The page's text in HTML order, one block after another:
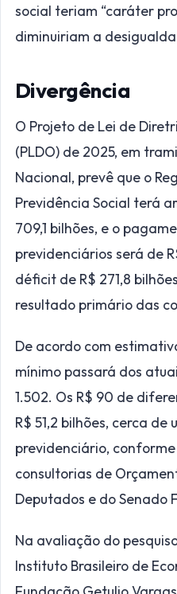
social teriam “caráter
diminuiriam a
Divergência
O Projeto de Lei de
(PLDO) de 2025, em
Nacional, prevê que o
Previdência Social terá
709,1 bilhões, e o
previdenciários será de
déficit de R$ 271,8
resultado primário das
De acordo com
mínimo passará dos
1.502. Os R$ 90 de
R$ 51,2 bilhões, cerca
previdenciário,
consultorias de
Deputados e do Senado
Na avaliação do
Instituto Brasileiro de